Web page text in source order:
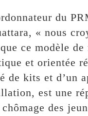
du
« nous
ce modèle
et orientée
de kits et d’un
est une
des